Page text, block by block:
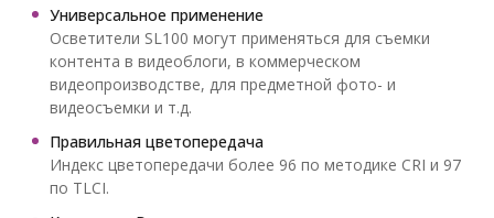
Универсальное применение
Осветители SL100 могут применяться для съемки
контента в видеоблоги, в коммерческом
видеопроизводстве, для предметной фото- и
видеосъемки и т.д.
Правильная цветопередача
Индекс цветопередачи более 96 по методике CRI и 97
по TLCI.